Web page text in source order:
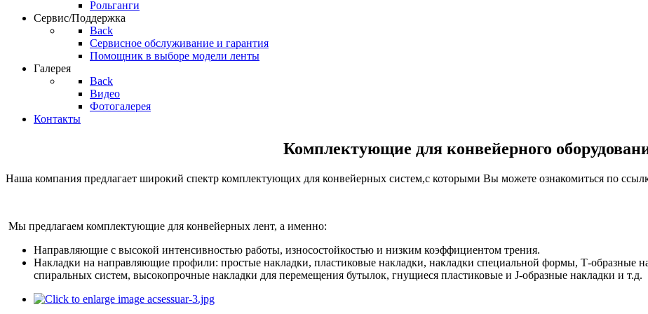
Рольганги
Сервис/Поддержка
Back
Сервисное обслуживание и гарантия
Помощник в выборе модели ленты
Галерея
Back
Видео
Фотогалерея
Контакты
Комплектующие для конвейерного
Наша компания предлагает широкий спектр комплектующих для конвейерных систем,с которыми Вы можете ознакомиться по
Мы предлагаем комплектующие для конвейерных лент, а именно:
Направляющие с высокой интенсивностью работы, износостойкостью и низким коэффициентом трения.
Накладки на направляющие профили: простые накладки, пластиковые накладки, накладки специальной формы, Т-образные
спиральных систем, высокопрочные накладки для перемещения бутылок, гнущиеся пластиковые и J-образные накладки и т.д.